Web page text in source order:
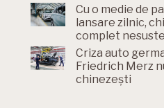
Cu o medie de
lansare zilnic,
complet
Criza auto
Friedrich Merz
chinezești